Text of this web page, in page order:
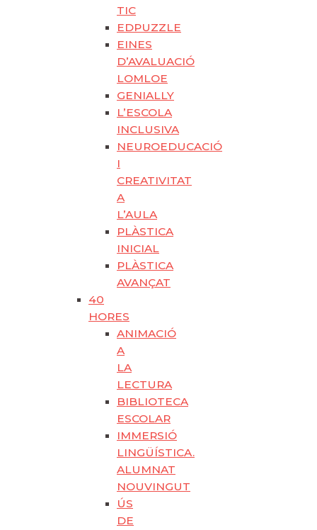
TIC
EDPUZZLE
EINES
D’AVALUACIÓ
LOMLOE
GENIALLY
L’ESCOLA
INCLUSIVA
NEUROEDUCACIÓ
I
CREATIVITAT
A
L’AULA
PLÀSTICA
INICIAL
PLÀSTICA
AVANÇAT
40
HORES
ANIMACIÓ
A
LA
LECTURA
BIBLIOTECA
ESCOLAR
IMMERSIÓ
LINGÜÍSTICA.
ALUMNAT
NOUVINGUT
ÚS
DE